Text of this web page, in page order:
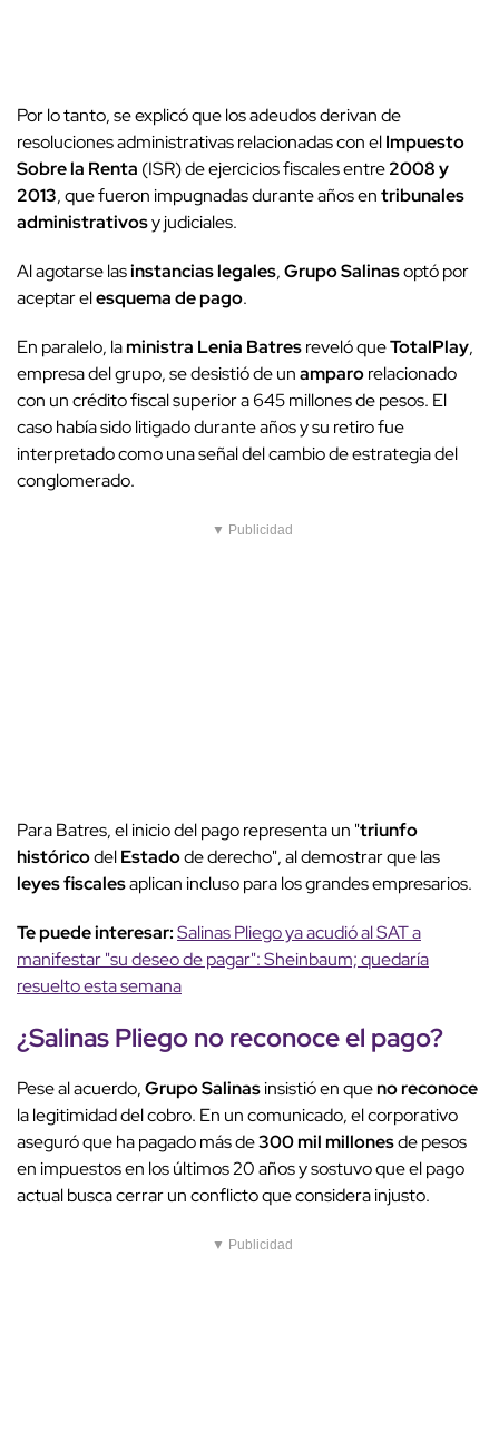
Por lo tanto, se explicó que los adeudos derivan de
resoluciones administrativas relacionadas con elImpuesto
Sobre la Renta (ISR) de ejercicios fiscales entre2008 y
2013, que fueron impugnadas durante años entribunales
administrativosy judiciales.
Al agotarse lasinstancias legales,Grupo Salinasoptó por
aceptar elesquema de pago.
En paralelo, laministra Lenia Batresreveló queTotalPlay,
empresa del grupo, se desistió de unamparorelacionado
con un crédito fiscal superior a 645 millones de pesos. El
caso había sido litigado durante años y su retiro fue
interpretado como una señal del cambio de estrategia del
conglomerado.
▼ Publicidad
Para Batres, el inicio del pago representa un "triunfo
históricodelEstadode derecho", al demostrar que las
leyes fiscalesaplican incluso para los grandes empresarios.
Te puede interesar:Salinas Pliego ya acudió al SAT a
manifestar "su deseo de pagar": Sheinbaum; quedaría
resuelto esta semana
¿Salinas Pliegono reconoceel pago?
Pese al acuerdo,Grupo Salinasinsistió en queno reconoce
la legitimidad del cobro. En un comunicado, el corporativo
aseguró que ha pagado más de300 mil millonesde pesos
en impuestos en los últimos 20 años y sostuvo que el pago
actual busca cerrar un conflicto que considera injusto.
▼ Publicidad